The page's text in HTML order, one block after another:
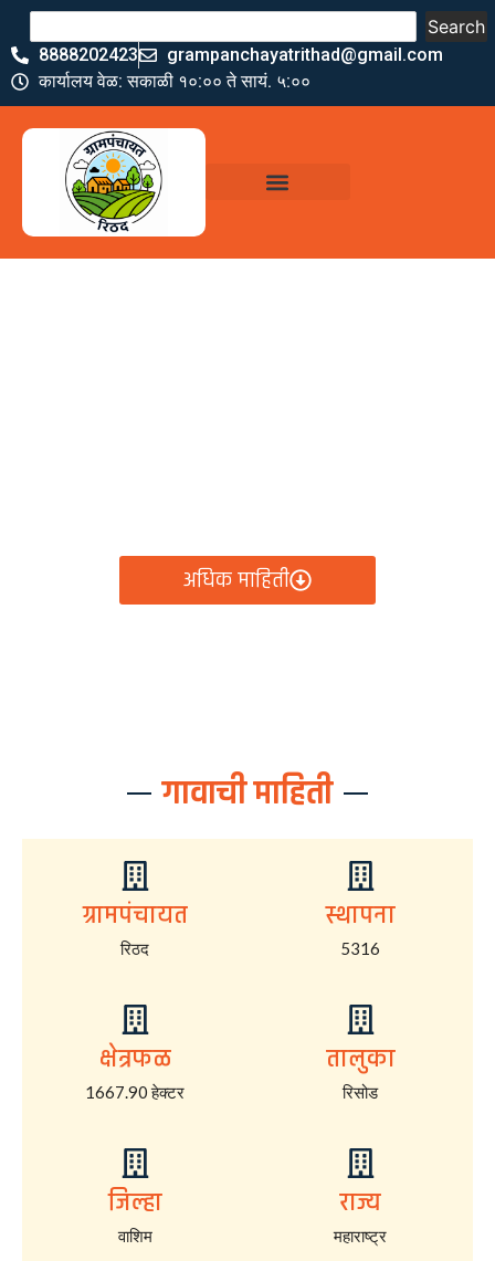
Search
8888202423
grampanchayatrithad@gmail.com
कार्यालय वेळ: सकाळी १०:०० ते सायं. ५:००
अधिक माहिती
गावाची माहिती
ग्रामपंचायत
रिठद
स्थापना
5316
क्षेत्रफळ
1667.90 हेक्टर
तालुका
रिसोड
जिल्हा
वाशिम
राज्य
महाराष्ट्र